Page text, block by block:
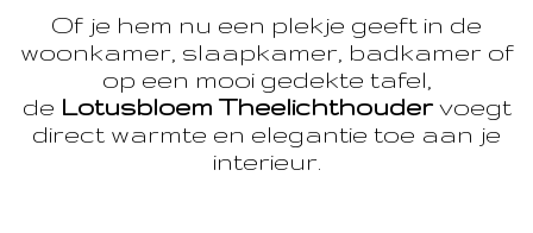
Of je hem nu een plekje geeft in de
woonkamer, slaapkamer, badkamer of
op een mooi gedekte tafel,
de Lotusbloem Theelichthoudervoegt
direct warmte en elegantie toe aan je
interieur.